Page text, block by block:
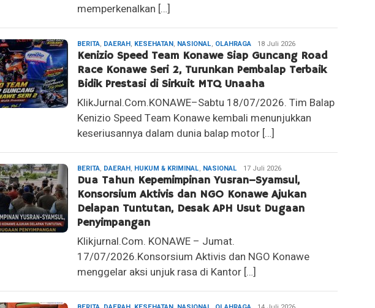
memperkenalkan […]
BERITA, DAERAH, KESEHATAN, NASIONAL, OLAHRAGA Redaksi
18 Juli 2026
Kenizio Speed Team Konawe Siap Guncang Road
Race Konawe Seri 2, Turunkan Pembalap Terbaik
Bidik Prestasi di Sirkuit MTQ Unaaha
KlikJurnal.Com.KONAWE–Sabtu 18/07/2026. Tim Balap
Kenizio Speed Team Konawe kembali menunjukkan
keseriusannya dalam dunia balap motor […]
BERITA, DAERAH, HUKUM & KRIMINAL, NASIONAL Redaksi
17 Juli 2026
Dua Tahun Kepemimpinan Yusran–Syamsul,
Konsorsium Aktivis dan NGO Konawe Ajukan
Delapan Tuntutan, Desak APH Usut Dugaan
Penyimpangan
Klikjurnal.Com. KONAWE – Jumat.
17/07/2026.Konsorsium Aktivis dan NGO Konawe
menggelar aksi unjuk rasa di Kantor […]